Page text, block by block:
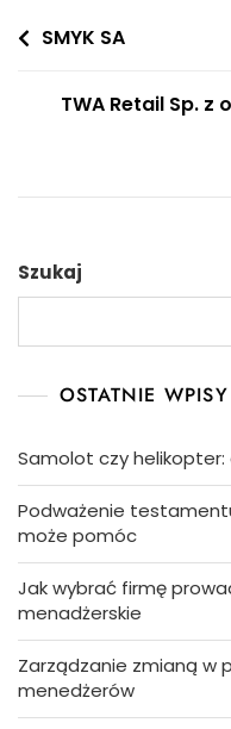
Nawigacja
SMYK SA
TWA Retail Sp. z
Szukaj
OSTATNIE WPISY
Samolot czy helikopter:
Podważenie
może pomóc
Jak wybrać firmę
menadżerskie
Zarządzanie zmianą w
menedżerów